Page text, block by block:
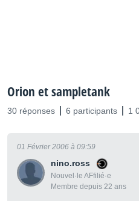
Orion et sampletank
30 réponses 6 participants 1
nino.ross
Nouvel·le AFfilié·e
Membre depuis 22 ans
01 Février 2006 à 09:59